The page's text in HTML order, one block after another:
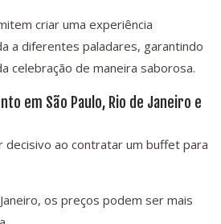
criar uma experiência
a diferentes paladares, garantindo
celebração de maneira saborosa.
em São Paulo, Rio de Janeiro e
decisivo ao contratar um buffet para
os preços podem ser mais